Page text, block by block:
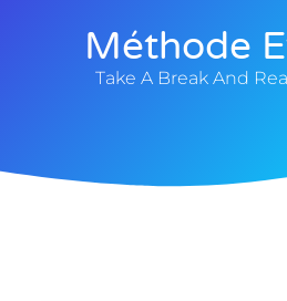
Méthode
Take A Break And